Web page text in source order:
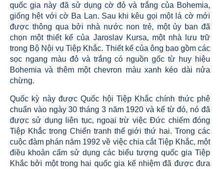
quốc gia này đã sử dụng cờ đỏ và trắng của Bohemia,
giống hệt với cờ Ba Lan. Sau khi kêu gọi một lá cờ mới
được thông qua bởi nhà nước non trẻ, một ủy ban đã
chọn một thiết kế của Jaroslav Kursa, một nhà lưu trữ
trong Bộ Nội vụ Tiệp Khắc. Thiết kế của ông bao gồm các
sọc ngang màu đỏ và trắng có nguồn gốc từ huy hiệu
Bohemia và thêm một chevron màu xanh kéo dài nửa
chừng.
Quốc kỳ này được Quốc hội Tiệp Khắc chính thức phê
chuẩn vào ngày 30 tháng 3 năm 1920 và kể từ đó, nó đã
được sử dụng liên tục, ngoại trừ việc Đức chiếm đóng
Tiệp Khắc trong Chiến tranh thế giới thứ hai. Trong các
cuộc đàm phán năm 1992 về việc chia cắt Tiệp Khắc, một
điều khoản cấm sử dụng các biểu tượng quốc gia Tiệp
Khắc bởi một trong hai quốc gia kế nhiệm đã được đưa